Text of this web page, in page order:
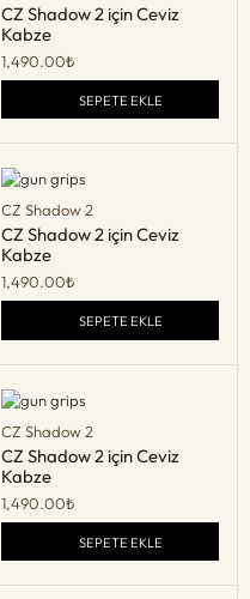
CZ Shadow 2 için Ceviz
Kabze
1,490.00₺
SEPETE EKLE
CZ Shadow 2
CZ Shadow 2 için Ceviz
Kabze
1,490.00₺
SEPETE EKLE
CZ Shadow 2
CZ Shadow 2 için Ceviz
Kabze
1,490.00₺
SEPETE EKLE